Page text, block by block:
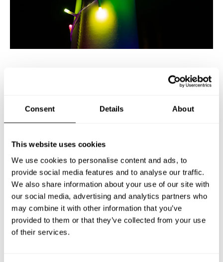
Consent Details About
This website uses cookies
We use cookies to personalise content and ads, to
provide social media features and to analyse our traffic.
We also share information about your use of our site with
our social media, advertising and analytics partners who
may combine it with other information that you’ve
provided to them or that they’ve collected from your use
of their services.
FLAGGSTÅNGSSLINGA GLIMMA
Artnr: 149094
Förvandla din flaggstång till en lysande mast med
400 RGBWW LED-lampor. Justera färgen enkelt
med den medföljande fjärrkontrollen.
TEKNISKA DATA